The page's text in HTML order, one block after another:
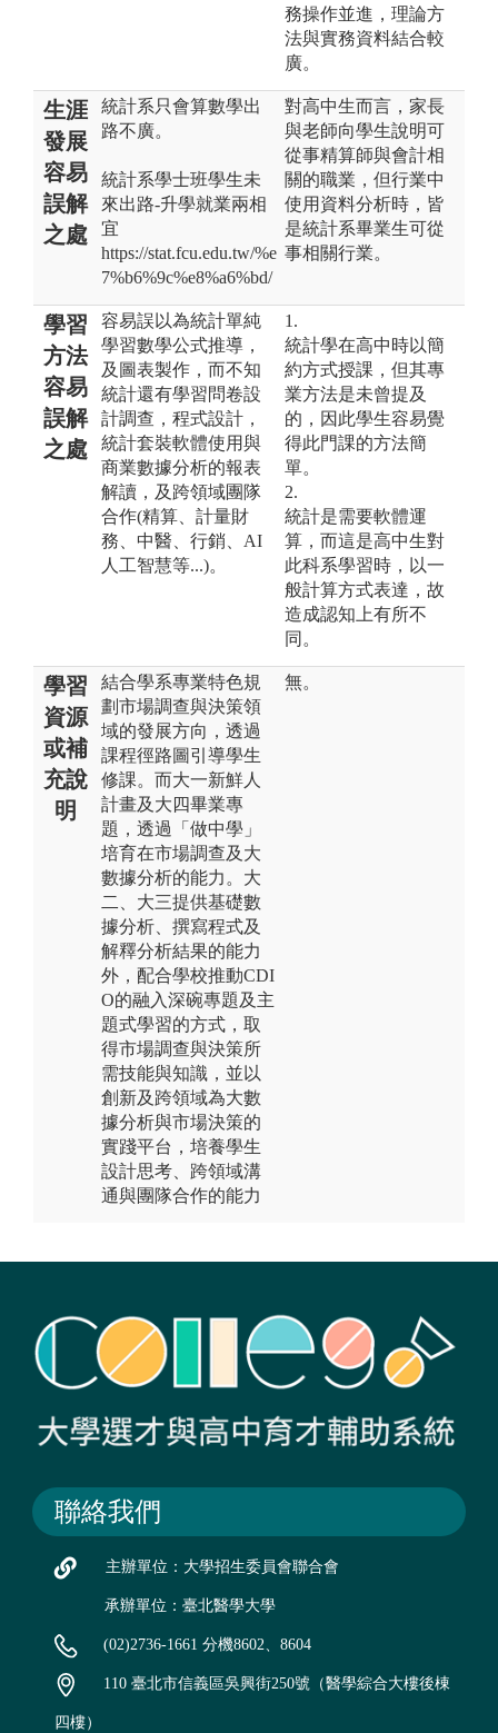
務操作並進，理論方
法與實務資料結合較
廣。
生涯
發展
容易
誤解
之處
統計系只會算數學出
路不廣。
統計系學士班學生未
來出路-升學就業兩相
宜
https://stat.fcu.edu.tw/%e
7%b6%9c%e8%a6%bd/
對高中生而言，家長
與老師向學生說明可
從事精算師與會計相
關的職業，但行業中
使用資料分析時，皆
是統計系畢業生可從
事相關行業。
學習
方法
容易
誤解
之處
容易誤以為統計單純
學習數學公式推導，
及圖表製作，而不知
統計還有學習問卷設
計調查，程式設計，
統計套裝軟體使用與
商業數據分析的報表
解讀，及跨領域團隊
合作(精算、計量財
務、中醫、行銷、AI
人工智慧等...)。
1.
統計學在高中時以簡
約方式授課，但其專
業方法是未曾提及
的，因此學生容易覺
得此門課的方法簡
單。
2.
統計是需要軟體運
算，而這是高中生對
此科系學習時，以一
般計算方式表達，故
造成認知上有所不
同。
學習
資源
或補
充說
明
結合學系專業特色規
劃市場調查與決策領
域的發展方向，透過
課程徑路圖引導學生
修課。而大一新鮮人
計畫及大四畢業專
題，透過「做中學」
培育在市場調查及大
數據分析的能力。大
二、大三提供基礎數
據分析、撰寫程式及
解釋分析結果的能力
外，配合學校推動CDI
O的融入深碗專題及主
題式學習的方式，取
得市場調查與決策所
需技能與知識，並以
創新及跨領域為大數
據分析與市場決策的
實踐平台，培養學生
設計思考、跨領域溝
通與團隊合作的能力
無。
聯絡我們
主辦單位：大學招生委員會聯合會
承辦單位：臺北醫學大學
(02)2736-1661 分機8602、8604
110 臺北市信義區吳興街250號（醫學綜合大樓後棟
四樓）